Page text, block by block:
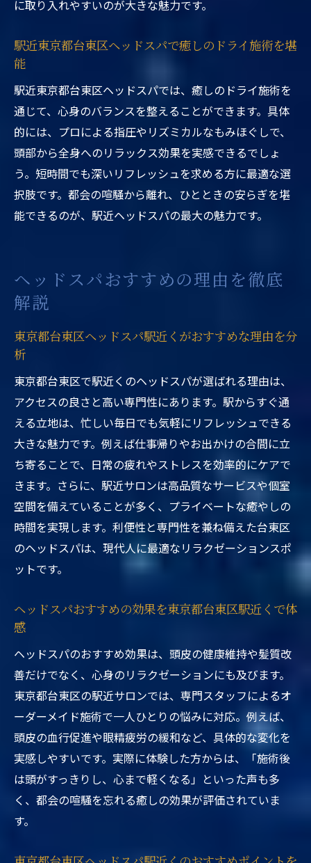
に取り入れやすいのが大きな魅力です。
駅近東京都台東区ヘッドスパで癒しのドライ施術を堪
能
駅近東京都台東区ヘッドスパでは、癒しのドライ施術を
通じて、心身のバランスを整えることができます。具体
的には、プロによる指圧やリズミカルなもみほぐしで、
頭部から全身へのリラックス効果を実感できるでしょ
う。短時間でも深いリフレッシュを求める方に最適な選
択肢です。都会の喧騒から離れ、ひとときの安らぎを堪
能できるのが、駅近ヘッドスパの最大の魅力です。
ヘッドスパおすすめの理由を徹底
解説
東京都台東区ヘッドスパ駅近くがおすすめな理由を分
析
東京都台東区で駅近くのヘッドスパが選ばれる理由は、
アクセスの良さと高い専門性にあります。駅からすぐ通
える立地は、忙しい毎日でも気軽にリフレッシュできる
大きな魅力です。例えば仕事帰りやお出かけの合間に立
ち寄ることで、日常の疲れやストレスを効率的にケアで
きます。さらに、駅近サロンは高品質なサービスや個室
空間を備えていることが多く、プライベートな癒やしの
時間を実現します。利便性と専門性を兼ね備えた台東区
のヘッドスパは、現代人に最適なリラクゼーションスポ
ットです。
ヘッドスパおすすめの効果を東京都台東区駅近くで体
感
ヘッドスパのおすすめ効果は、頭皮の健康維持や髪質改
善だけでなく、心身のリラクゼーションにも及びます。
東京都台東区の駅近サロンでは、専門スタッフによるオ
ーダーメイド施術で一人ひとりの悩みに対応。例えば、
頭皮の血行促進や眼精疲労の緩和など、具体的な変化を
実感しやすいです。実際に体験した方からは、「施術後
は頭がすっきりし、心まで軽くなる」といった声も多
く、都会の喧騒を忘れる癒しの効果が評価されていま
す。